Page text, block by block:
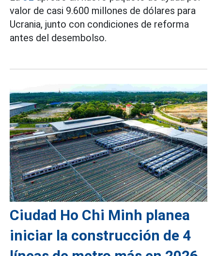
valor de casi 9.600 millones de dólares para
Ucrania, junto con condiciones de reforma
antes del desembolso.
Ciudad Ho Chi Minh planea
iniciar la construcción de 4